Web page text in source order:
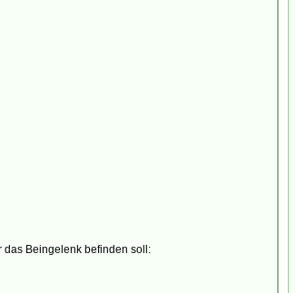
das Beingelenk befinden soll: